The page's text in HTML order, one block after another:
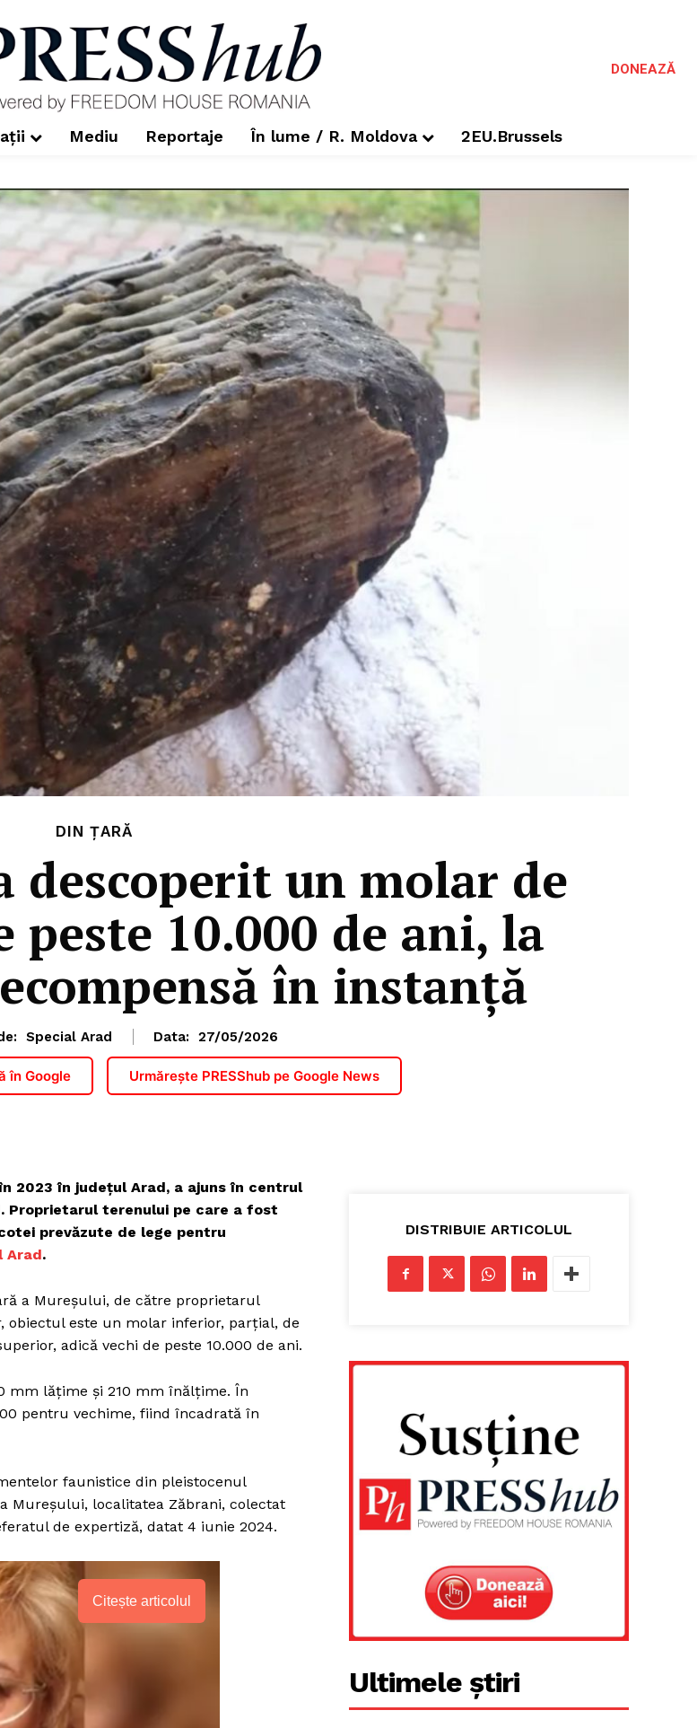
DONEAZĂ
Mediu Reportaje În lume / R. Moldova 2EU.Brussels
DIN ȚARĂ
descoperit un molar de
peste 10.000 de ani, la
în instanță
Special Arad Data: 27/05/2026
în Google Urmărește PRESShub pe Google News
2023 în județul Arad, a ajuns în centrul
Proprietarul terenului pe care a fost
prevăzute de lege pentru
Arad.
a Mureșului, de către proprietarul
este un molar inferior, parțial, de
adică vechi de peste 10.000 de ani.
mm lățime și 210 mm înălțime. În
pentru vechime, fiind încadrată în
faunistice din pleistocenul
Mureșului, localitatea Zăbrani, colectat
de expertiză, datat 4 iunie 2024.
Citește articolul
DISTRIBUIE ARTICOLUL
Ultimele știri